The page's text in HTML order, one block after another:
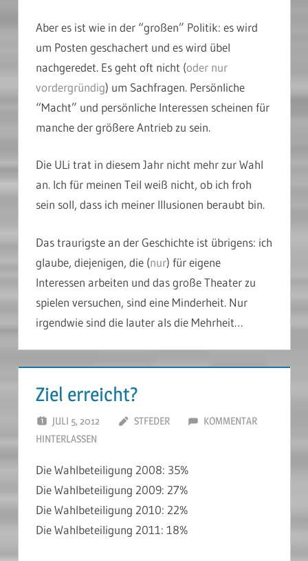
Aber es ist wie in der “großen” Politik: es wird
um Posten geschachert und es wird übel
nachgeredet. Es geht oft nicht (oder nur
vordergründig) um Sachfragen. Persönliche
“Macht” und persönliche Interessen scheinen für
manche der größere Antrieb zu sein.
Die ULi trat in diesem Jahr nicht mehr zur Wahl
an. Ich für meinen Teil weiß nicht, ob ich froh
sein soll, dass ich meiner Illusionen beraubt bin.
Das traurigste an der Geschichte ist übrigens: ich
glaube, diejenigen, die (nur) für eigene
Interessen arbeiten und das große Theater zu
spielen versuchen, sind eine Minderheit. Nur
irgendwie sind die lauter als die Mehrheit…
Ziel erreicht?
JULI 5, 2012 STFEDER
KOMMENTAR
HINTERLASSEN
Die Wahlbeteiligung 2008: 35%
Die Wahlbeteiligung 2009: 27%
Die Wahlbeteiligung 2010: 22%
Die Wahlbeteiligung 2011: 18%